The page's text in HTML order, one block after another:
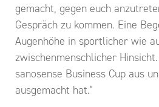
gemacht, gegen euch
Gespräch zu kommen. Eine
Augenhöhe in sportlicher wie
zwischenmenschlicher
sanosense Business Cup aus
ausgemacht hat.“